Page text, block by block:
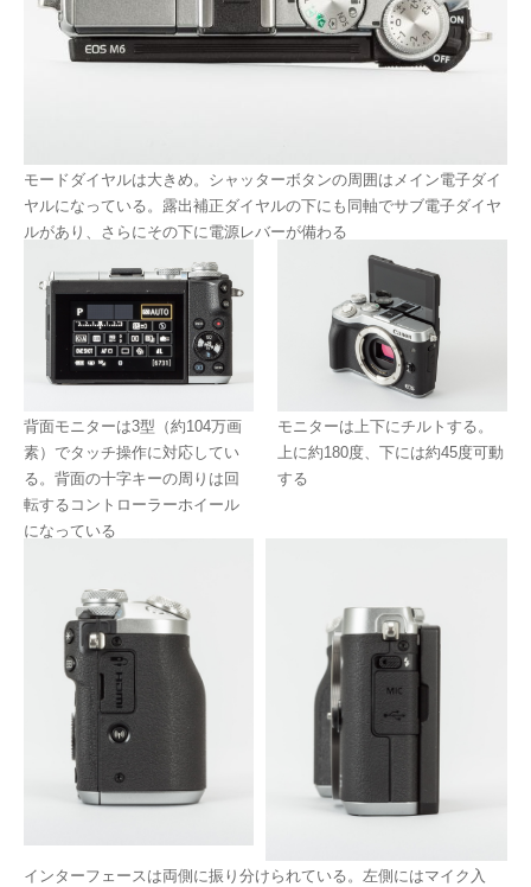
モードダイヤルは大きめ。シャッターボタンの周囲はメイン電子ダイ
ヤルになっている。露出補正ダイヤルの下にも同軸でサブ電子ダイヤ
ルがあり、さらにその下に電源レバーが備わる
背面モニターは3型（約104万画
素）でタッチ操作に対応してい
る。背面の十字キーの周りは回
転するコントローラーホイール
になっている
モニターは上下にチルトする。
上に約180度、下には約45度可動
する
インターフェースは両側に振り分けられている。左側にはマイク入